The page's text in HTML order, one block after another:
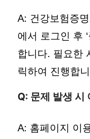
A: 건강보험증
에서 로그인 후
합니다. 필요한
릭하여 진행합
Q: 문제 발생 시
A: 홈페이지 이